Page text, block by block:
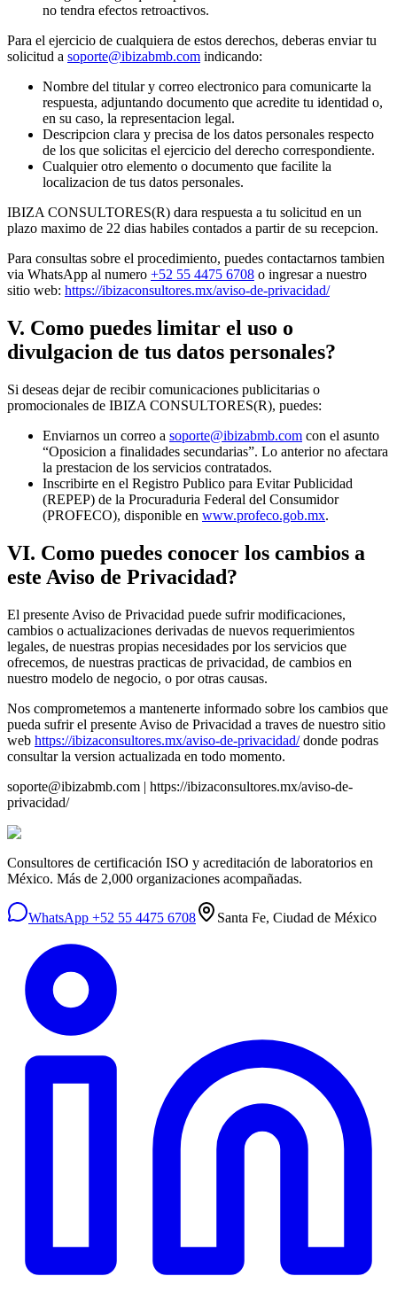
no tendra efectos retroactivos.
Para el ejercicio de cualquiera de estos derechos, deberas enviar tu
solicitud a soporte@ibizabmb.com indicando:
Nombre del titular y correo electronico para comunicarte la
respuesta, adjuntando documento que acredite tu identidad o,
en su caso, la representacion legal.
Descripcion clara y precisa de los datos personales respecto
de los que solicitas el ejercicio del derecho correspondiente.
Cualquier otro elemento o documento que facilite la
localizacion de tus datos personales.
IBIZA CONSULTORES(R) dara respuesta a tu solicitud en un
plazo maximo de 22 dias habiles contados a partir de su recepcion.
Para consultas sobre el procedimiento, puedes contactarnos tambien
via WhatsApp al numero +52 55 4475 6708 o ingresar a nuestro
sitio web: https://ibizaconsultores.mx/aviso-de-privacidad/
V. Como puedes limitar el uso o
divulgacion de tus datos personales?
Si deseas dejar de recibir comunicaciones publicitarias o
promocionales de IBIZA CONSULTORES(R), puedes:
Enviarnos un correo a soporte@ibizabmb.com con el asunto
“Oposicion a finalidades secundarias”. Lo anterior no afectara
la prestacion de los servicios contratados.
Inscribirte en el Registro Publico para Evitar Publicidad
(REPEP) de la Procuraduria Federal del Consumidor
(PROFECO), disponible en www.profeco.gob.mx.
VI. Como puedes conocer los cambios a
este Aviso de Privacidad?
El presente Aviso de Privacidad puede sufrir modificaciones,
cambios o actualizaciones derivadas de nuevos requerimientos
legales, de nuestras propias necesidades por los servicios que
ofrecemos, de nuestras practicas de privacidad, de cambios en
nuestro modelo de negocio, o por otras causas.
Nos comprometemos a mantenerte informado sobre los cambios que
pueda sufrir el presente Aviso de Privacidad a traves de nuestro sitio
web https://ibizaconsultores.mx/aviso-de-privacidad/ donde podras
consultar la version actualizada en todo momento.
soporte@ibizabmb.com | https://ibizaconsultores.mx/aviso-de-
privacidad/
Consultores de certificación ISO y acreditación de laboratorios en
México. Más de 2,000 organizaciones acompañadas.
WhatsApp +52 55 4475 6708 Santa Fe, Ciudad de México